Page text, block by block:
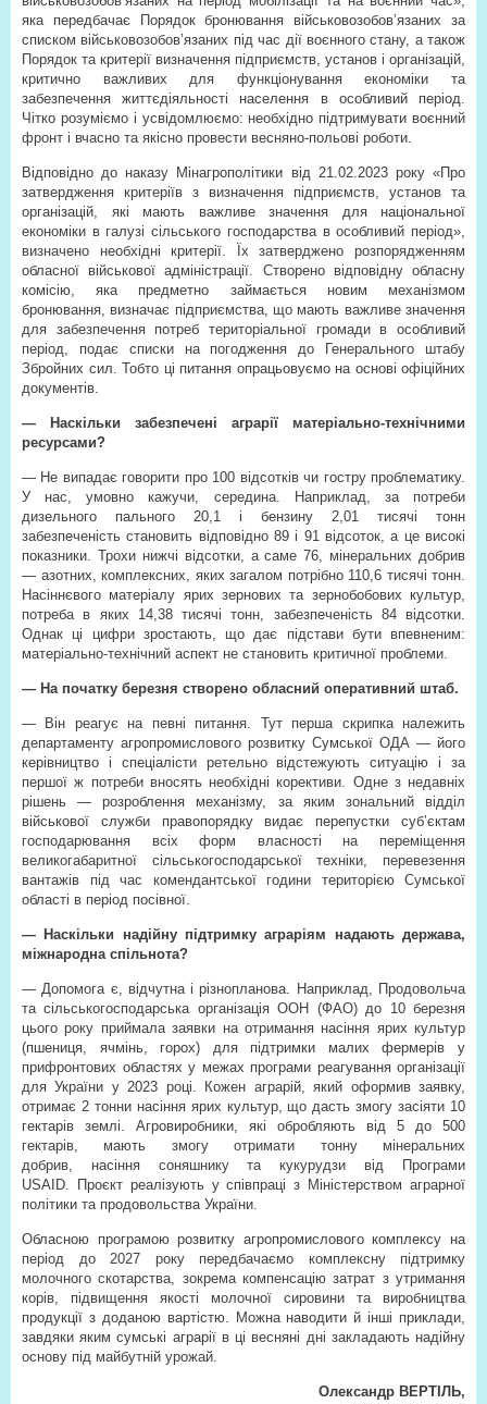
яка передбачає Порядок бронювання військовозобов’язаних за
списком військовозобов’язаних під час дії воєнного стану, а також
Порядок та критерії визначення підприємств, установ і організацій,
критично важливих для функціонування економіки та
забезпечення життєдіяльності населення в особливий період.
Чітко розуміємо і усвідомлюємо: необхідно підтримувати воєнний
фронт і вчасно та якісно провести весняно-польові роботи.
Відповідно до наказу Мінагрополітики від 21.02.2023 року «Про
затвердження критеріїв з визначення підприємств, установ та
організацій, які мають важливе значення для національної
економіки в галузі сільського господарства в особливий період»,
визначено необхідні критерії. Їх затверджено розпорядженням
обласної військової адміністрації. Створено відповідну обласну
комісію, яка предметно займається новим механізмом
бронювання, визначає підприємства, що мають важливе значення
для забезпечення потреб територіальної громади в особливий
період, подає списки на погодження до Генерального штабу
Збройних сил. Тобто ці питання опрацьовуємо на основі офіційних
документів.
— Наскільки забезпечені аграрії матеріально-технічними
ресурсами?
— Не випадає говорити про 100 відсотків чи гостру проблематику.
У нас, умовно кажучи, середина. Наприклад, за потреби
дизельного пального 20,1 і бензину 2,01 тисячі тонн
забезпеченість становить відповідно 89 і 91 відсоток, а це високі
показники. Трохи нижчі відсотки, а саме 76, мінеральних добрив
— азотних, комплексних, яких загалом потрібно 110,6 тисячі тонн.
Насіннєвого матеріалу ярих зернових та зернобобових культур,
потреба в яких 14,38 тисячі тонн, забезпеченість 84 відсотки.
Однак ці цифри зростають, що дає підстави бути впевненим:
матеріально-технічний аспект не становить критичної проблеми.
— На початку березня створено обласний оперативний штаб.
— Він реагує на певні питання. Тут перша скрипка належить
департаменту агропромислового розвитку Сумської ОДА — його
керівництво і спеціалісти ретельно відстежують ситуацію і за
першої ж потреби вносять необхідні корективи. Одне з недавніх
рішень — розроблення механізму, за яким зональний відділ
військової служби правопорядку видає перепустки суб’єктам
господарювання всіх форм власності на переміщення
великогабаритної сільськогосподарської техніки, перевезення
вантажів під час комендантської години територією Сумської
області в період посівної.
— Наскільки надійну підтримку аграріям надають держава,
міжнародна спільнота?
— Допомога є, відчутна і різнопланова. Наприклад, Продовольча
та сільськогосподарська організація ООН (ФАО) до 10 березня
цього року приймала заявки на отримання насіння ярих культур
(пшениця, ячмінь, горох) для підтримки малих фермерів у
прифронтових областях у межах програми реагування організації
для України у 2023 році. Кожен аграрій, який оформив заявку,
отримає 2 тонни насіння ярих культур, що дасть змогу засіяти 10
гектарів землі. Агровиробники, які обробляють від 5 до 500
гектарів, мають змогу отримати тонну мінеральних
добрив, насіння соняшнику та кукурудзи від Програми
USAID. Проєкт реалізують у співпраці з Міністерством аграрної
політики та продовольства України.
Обласною програмою розвитку агропромислового комплексу на
період до 2027 року передбачаємо комплексну підтримку
молочного скотарства, зокрема компенсацію затрат з утримання
корів, підвищення якості молочної сировини та виробництва
продукції з доданою вартістю. Можна наводити й інші приклади,
завдяки яким сумські аграрії в ці весняні дні закладають надійну
основу під майбутній урожай.
Олександр ВЕРТІЛЬ,